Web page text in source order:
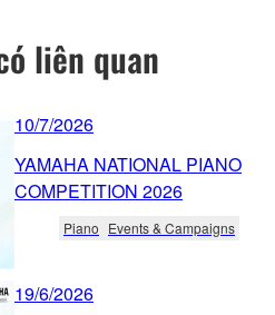
liên quan
10/7/2026
YAMAHA NATIONAL PIANO
COMPETITION 2026
Piano Events & Campaigns
19/6/2026